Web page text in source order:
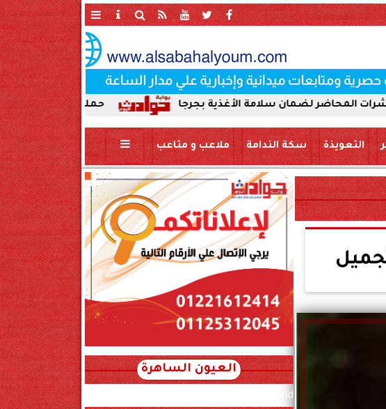
حملة صباحية مكبرة لإزالة الإشغالات الأغذية بجرجا
التعويذة سكة الندامة ملاعب و متاعب
العيون الساهرة
xml_json/rss/~12.xml x0n not found